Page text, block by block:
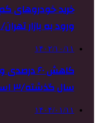
خرید خودروهای
ورود به بازار
۱۴۰۲/۱۰/۱۱
سال گذشته/۳ استان در «چاه جمعیتی»
۱۴۰۴/۰۱/۱۱